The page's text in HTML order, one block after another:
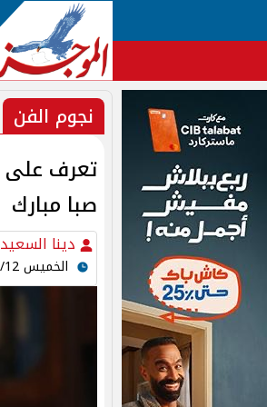
نجوم الفن
صبا مبارك
دينا السعيد
الخميس 12/ديسمبر/2024 - 03:28 م